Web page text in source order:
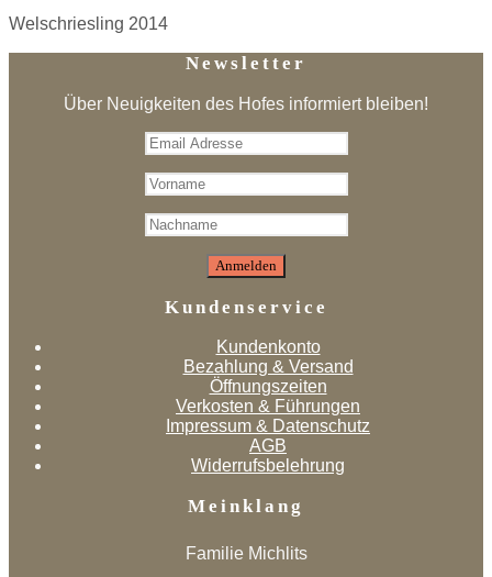
Welschriesling 2014
Newsletter
Über Neuigkeiten des Hofes informiert bleiben!
Kundenservice
Kundenkonto
Bezahlung & Versand
Öffnungszeiten
Verkosten & Führungen
Impressum & Datenschutz
AGB
Widerrufsbelehrung
Meinklang
Familie Michlits